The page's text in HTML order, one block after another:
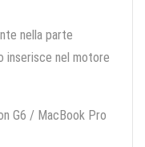
nella parte
inserisce nel motore
G6 / MacBook Pro